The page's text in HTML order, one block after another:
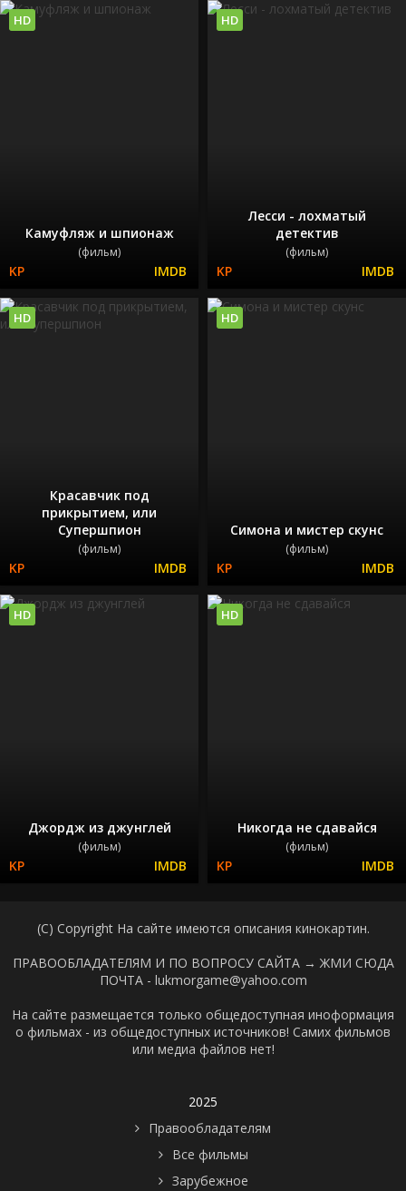
Камуфляж и шпионаж
(фильм)
HD
Лесси - лохматый
детектив
(фильм)
HD
Красавчик под
прикрытием, или
Супершпион
(фильм)
HD
Симона и мистер скунс
(фильм)
HD
Джордж из джунглей
(фильм)
HD
Никогда не сдавайся
(фильм)
HD
(C) Copyright На сайте имеются описания кинокартин.
ПРАВООБЛАДАТЕЛЯМ И ПО ВОПРОСУ САЙТА → ЖМИ СЮДА
ПОЧТА - lukmorgame@yahoo.com
На сайте размещается только общедоступная иноформация
о фильмах - из общедоступных источников! Самих фильмов
или медиа файлов нет!
2025
Правообладателям
Все фильмы
Зарубежное